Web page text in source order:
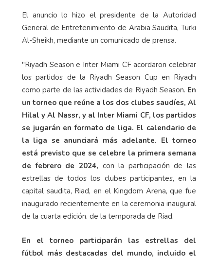
El anuncio lo hizo el presidente de la Autoridad
General de Entretenimiento de Arabia Saudita, Turki
Al-Sheikh, mediante un comunicado de prensa.
"Riyadh Season e Inter Miami CF acordaron celebrar
los partidos de la Riyadh Season Cup en Riyadh
como parte de las actividades de Riyadh Season. En
un torneo que reúne a los dos clubes saudíes, Al
Hilal y Al Nassr, y al Inter Miami CF, los partidos
se jugarán en formato de liga. El calendario de
la liga se anunciará más adelante. El torneo
está previsto que se celebre la primera semana
de febrero de 2024, con la participación de las
estrellas de todos los clubes participantes, en la
capital saudita, Riad, en el Kingdom Arena, que fue
inaugurado recientemente en la ceremonia inaugural
de la cuarta edición. de la temporada de Riad.
En el torneo participarán las estrellas del
fútbol más destacadas del mundo, incluido el